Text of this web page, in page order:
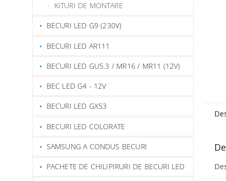
KITURI DE MONTARE
BECURI LED G9 (230V)
BECURI LED AR111
BECURI LED GU5.3 / MR16 / MR11 (12V)
BEC LED G4 - 12V
BECURI LED GX53
BECURI LED COLORATE
SAMSUNG A CONDUS BECURI
PACHETE DE CHILIPIRURI DE BECURI LED